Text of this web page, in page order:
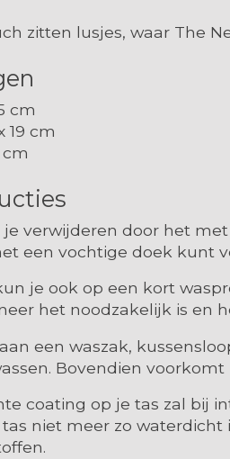
zitten lusjes, waar The
cm
19 cm
cm
verwijderen door het
een vochtige doek kunt
je ook op een kort
het noodzakelijk is en
een waszak,
Bovendien
coating op je tas zal bij
niet meer zo